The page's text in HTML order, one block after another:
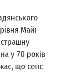
Майї
у 70 років
що сенс